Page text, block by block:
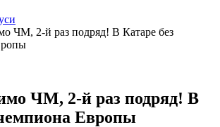
ЧМ, 2-й раз подряд! В Катаре без
ЧМ, 2-й раз подряд! В
Европы